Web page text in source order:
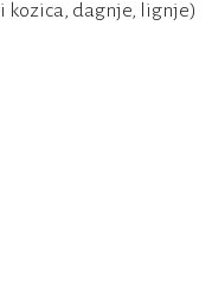
kozica, dagnje, lignje)